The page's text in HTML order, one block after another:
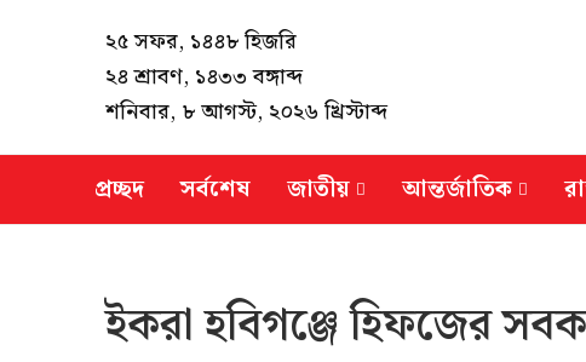
২৫ সফর, ১৪৪৮ হিজরি
২৪ শ্রাবণ, ১৪৩৩ বঙ্গাব্দ
শনিবার, ৮ আগস্ট, ২০২৬ খ্রিস্টাব্দ
প্রচ্ছদ সর্বশেষ জাতীয় আন্তর্জাতিক
ইকরা হবিগঞ্জে হিফজের